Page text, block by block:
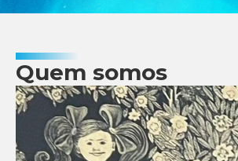
Quem somos